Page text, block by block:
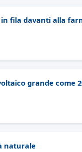
fila davanti alla
grande come
naturale